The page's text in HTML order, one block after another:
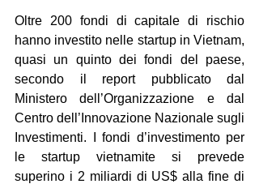
Oltre 200 fondi di capitale di rischio
hanno investito nelle startup in Vietnam,
quasi un quinto dei fondi del paese,
secondo il report pubblicato dal
Ministero dell’Organizzazione e dal
Centro dell’Innovazione Nazionale sugli
Investimenti. I fondi d’investimento per
le startup vietnamite si prevede
superino i 2 miliardi di US$ alla fine di